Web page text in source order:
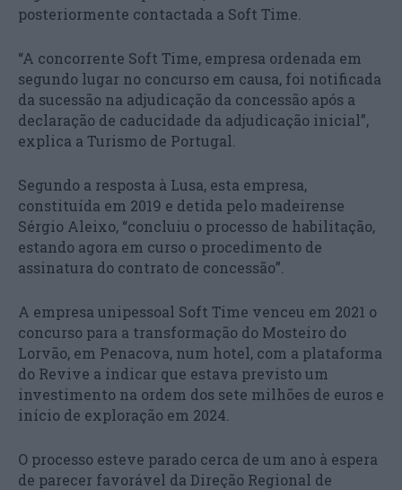
posteriormente contactada a Soft Time.
“A concorrente Soft Time, empresa ordenada em
segundo lugar no concurso em causa, foi notificada
da sucessão na adjudicação da concessão após a
declaração de caducidade da adjudicação inicial”,
explica a Turismo de Portugal.
Segundo a resposta à Lusa, esta empresa,
constituída em 2019 e detida pelo madeirense
Sérgio Aleixo, “concluiu o processo de habilitação,
estando agora em curso o procedimento de
assinatura do contrato de concessão”.
A empresa unipessoal Soft Time venceu em 2021 o
concurso para a transformação do Mosteiro do
Lorvão, em Penacova, num hotel, com a plataforma
do Revive a indicar que estava previsto um
investimento na ordem dos sete milhões de euros e
início de exploração em 2024.
O processo esteve parado cerca de um ano à espera
de parecer favorável da Direção Regional de